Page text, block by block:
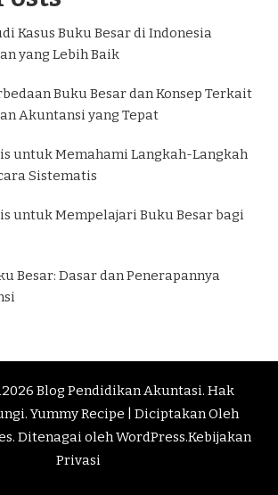
Kasus Buku Besar di Indonesia
yang Lebih Baik
Buku Besar dan Konsep Terkait
Akuntansi yang Tepat
untuk Memahami Langkah-Langkah
Sistematis
untuk Mempelajari Buku Besar bagi
Besar: Dasar dan Penerapannya
Blog Pendidikan Akuntasi. Hak
Yummy Recipe | Diciptakan Oleh
. Ditenagai oleh WordPress.Kebijakan
Privasi